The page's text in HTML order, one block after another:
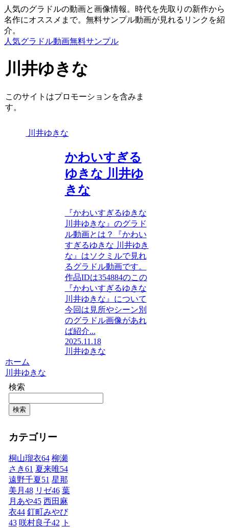
人気のグラドルの動画と画像情報。時代を先取りの新作から
名作にオススメまで。無料サンプル動画が見れるリンクを紹
介。
人気グラドル動画無料サンプル
川井ゆきな
このサイトはプロモーションを含みま
す。
川井ゆきな
かわいすぎる
ゆきな 川井ゆ
きな
『かわいすぎるゆきな
川井ゆきな』のグラド
ル動画とは？『かわい
すぎるゆきな 川井ゆき
な』はソクミルで見れ
るグラドル動画です。
作品IDは354884のこの
『かわいすぎるゆきな
川井ゆきな』について
今回は見所やシーン別
のグラドル画像があれ
ば紹介...
2025.11.18
川井ゆきな
ホーム
川井ゆきな
検索
検索
カテゴリー
桐山瑠衣64 柳瀬
さき61 夏来唯54
遠野千夏 51 星那
美月 48 リゼ46 葉
月あや45 西田麻
衣44 釘町みやび
43 咲村良子42
ト